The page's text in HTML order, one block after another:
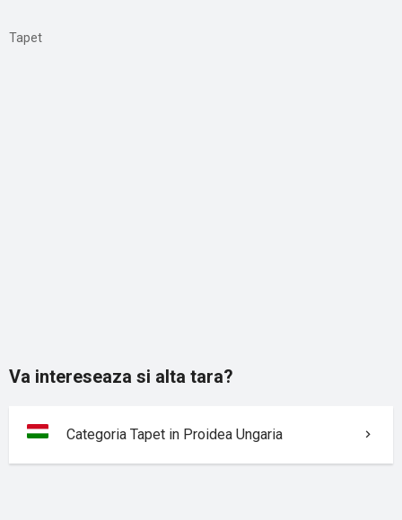
Va intereseaza si alta tara?
Categoria Tapet in Proidea Ungaria
Tapet